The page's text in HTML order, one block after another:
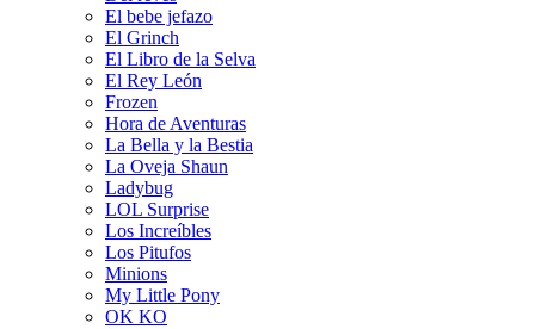
El bebe jefazo
El Grinch
El Libro de la Selva
El Rey León
Frozen
Hora de Aventuras
La Bella y la Bestia
La Oveja Shaun
Ladybug
LOL Surprise
Los Increíbles
Los Pitufos
Minions
My Little Pony
OK KO